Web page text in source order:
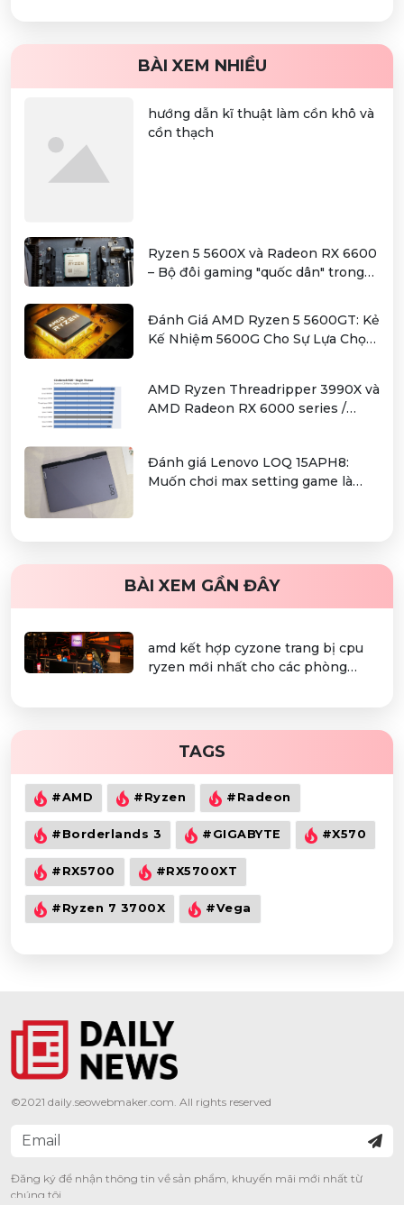
BÀI XEM NHIỀU
hướng dẫn kĩ thuật làm cồn khô và
cồn thạch
Ryzen 5 5600X và Radeon RX 6600
– Bộ đôi gaming "quốc dân" trong
Đánh Giá AMD Ryzen 5 5600GT: Kẻ
Kế Nhiệm 5600G Cho Sự Lựa Chọn
AMD Ryzen Threadripper 3990X và
AMD Radeon RX 6000 series /
làm đồ hoạ chuyên nghiệp
Đánh giá Lenovo LOQ 15APH8:
Muốn chơi max setting game là
BÀI XEM GẦN ĐÂY
amd kết hợp cyzone trang bị cpu
ryzen mới nhất cho các phòng
TAGS
#AMD #Ryzen #Radeon
#Borderlands 3 #GIGABYTE #X570
#RX5700 #RX5700XT
#Ryzen 7 3700X #Vega
©2021 daily.seowebmaker.com . All rights reserved
Đăng ký để nhận thông tin về sản phẩm, khuyến mãi mới nhất từ
chúng tôi.